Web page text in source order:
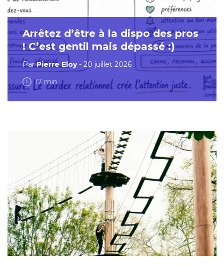
Arrêtez d’être à la dispo des pros
! C’est gentil mais dépassé :)
ParPierre Eloy- 20 juillet 2026
17 min